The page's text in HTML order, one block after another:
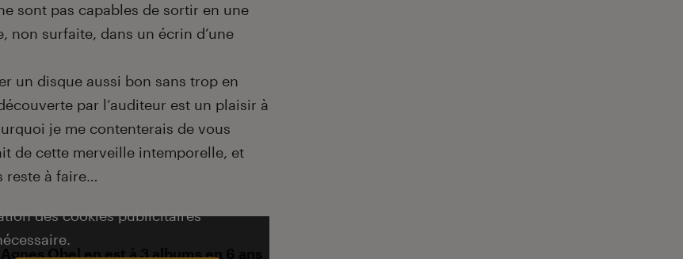
sont pas capables de sortir en une
non surfaite, dans un écrin d’une
un disque aussi bon sans trop en
par l’auditeur est un plaisir à
je me contenterais de vous
de cette merveille intemporelle, et
reste à faire…
des cookies publicitaires
Obel en est à 3 albums en 6 ans